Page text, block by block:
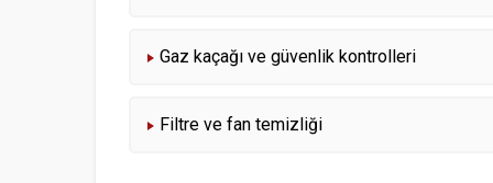
Gaz kaçağı ve güvenlik kontrolleri
Filtre ve fan temizliği